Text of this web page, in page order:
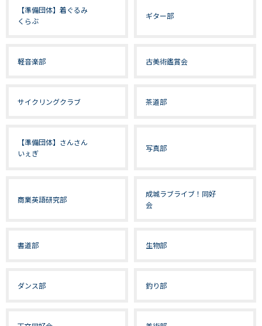
【準備団体】着ぐるみ
くらぶ
ギター部
軽音楽部 古美術鑑賞会
サイクリングクラブ 茶道部
【準備団体】さんさん
いぇぎ
写真部
商業英語研究部
成城ラブライブ！同好
会
書道部 生物部
ダンス部 釣り部